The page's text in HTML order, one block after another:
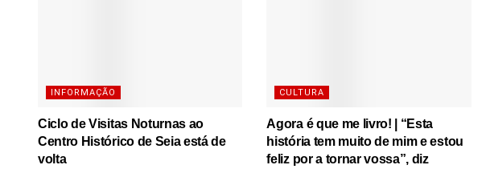
INFORMAÇÃO
Ciclo de Visitas Noturnas ao
Centro Histórico de Seia está de
volta
CULTURA
Agora é que me livro! | “Esta
história tem muito de mim e estou
feliz por a tornar vossa”, diz